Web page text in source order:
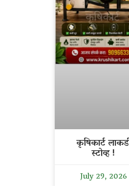
कृषिकार्ट
स्टोव्ह !
July 29, 2026